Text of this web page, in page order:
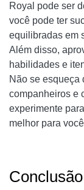
Royal pode ser
você pode ter
equilibradas em
Além disso,
habilidades e
Não se esqueça
companheiros e
experimente
melhor para
Conclusão